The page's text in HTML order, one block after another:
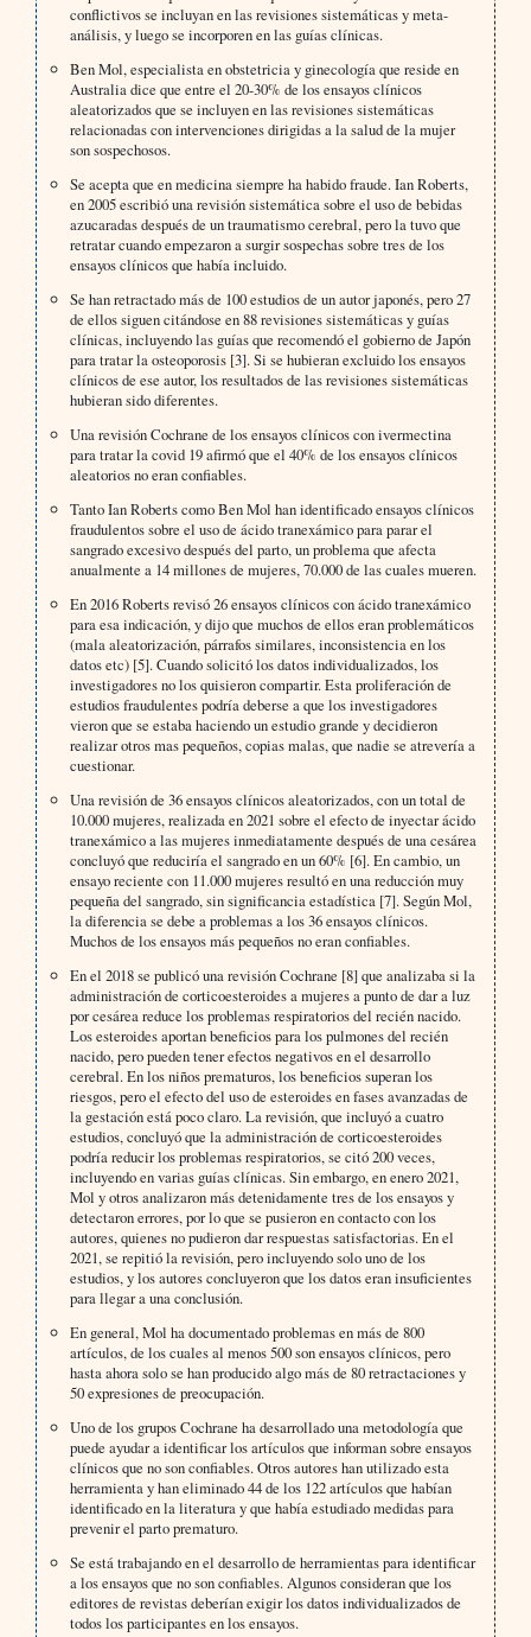
conflictivos se incluyan en las revisiones sistemáticas y meta-
análisis, y luego se incorporen en las guías clínicas.
Ben Mol, especialista en obstetricia y ginecología que reside en
Australia dice que entre el 20-30% de los ensayos clínicos
aleatorizados que se incluyen en las revisiones sistemáticas
relacionadas con intervenciones dirigidas a la salud de la mujer
son sospechosos.
Se acepta que en medicina siempre ha habido fraude. Ian Roberts,
en 2005 escribió una revisión sistemática sobre el uso de bebidas
azucaradas después de un traumatismo cerebral, pero la tuvo que
retratar cuando empezaron a surgir sospechas sobre tres de los
ensayos clínicos que había incluido.
Se han retractado más de 100 estudios de un autor japonés, pero 27
de ellos siguen citándose en 88 revisiones sistemáticas y guías
clínicas, incluyendo las guías que recomendó el gobierno de Japón
para tratar la osteoporosis [3]. Si se hubieran excluido los ensayos
clínicos de ese autor, los resultados de las revisiones sistemáticas
hubieran sido diferentes.
Una revisión Cochrane de los ensayos clínicos con ivermectina
para tratar la covid 19 afirmó que el 40% de los ensayos clínicos
aleatorios no eran confiables.
Tanto Ian Roberts como Ben Mol han identificado ensayos clínicos
fraudulentos sobre el uso de ácido tranexámico para parar el
sangrado excesivo después del parto, un problema que afecta
anualmente a 14 millones de mujeres, 70.000 de las cuales mueren.
En 2016 Roberts revisó 26 ensayos clínicos con ácido tranexámico
para esa indicación, y dijo que muchos de ellos eran problemáticos
(mala aleatorización, párrafos similares, inconsistencia en los
datos etc) [5]. Cuando solicitó los datos individualizados, los
investigadores no los quisieron compartir. Esta proliferación de
estudios fraudulentes podría deberse a que los investigadores
vieron que se estaba haciendo un estudio grande y decidieron
realizar otros mas pequeños, copias malas, que nadie se atrevería a
cuestionar.
Una revisión de 36 ensayos clínicos aleatorizados, con un total de
10.000 mujeres, realizada en 2021 sobre el efecto de inyectar ácido
tranexámico a las mujeres inmediatamente después de una cesárea
concluyó que reduciría el sangrado en un 60% [6]. En cambio, un
ensayo reciente con 11.000 mujeres resultó en una reducción muy
pequeña del sangrado, sin significancia estadística [7]. Según Mol,
la diferencia se debe a problemas a los 36 ensayos clínicos.
Muchos de los ensayos más pequeños no eran confiables.
En el 2018 se publicó una revisión Cochrane [8] que analizaba si la
administración de corticoesteroides a mujeres a punto de dar a luz
por cesárea reduce los problemas respiratorios del recién nacido.
Los esteroides aportan beneficios para los pulmones del recién
nacido, pero pueden tener efectos negativos en el desarrollo
cerebral. En los niños prematuros, los beneficios superan los
riesgos, pero el efecto del uso de esteroides en fases avanzadas de
la gestación está poco claro. La revisión, que incluyó a cuatro
estudios, concluyó que la administración de corticoesteroides
podría reducir los problemas respiratorios, se citó 200 veces,
incluyendo en varias guías clínicas. Sin embargo, en enero 2021,
Mol y otros analizaron más detenidamente tres de los ensayos y
detectaron errores, por lo que se pusieron en contacto con los
autores, quienes no pudieron dar respuestas satisfactorias. En el
2021, se repitió la revisión, pero incluyendo solo uno de los
estudios, y los autores concluyeron que los datos eran insuficientes
para llegar a una conclusión.
En general, Mol ha documentado problemas en más de 800
artículos, de los cuales al menos 500 son ensayos clínicos, pero
hasta ahora solo se han producido algo más de 80 retractaciones y
50 expresiones de preocupación.
Uno de los grupos Cochrane ha desarrollado una metodología que
puede ayudar a identificar los artículos que informan sobre ensayos
clínicos que no son confiables. Otros autores han utilizado esta
herramienta y han eliminado 44 de los 122 artículos que habían
identificado en la literatura y que había estudiado medidas para
prevenir el parto prematuro.
Se está trabajando en el desarrollo de herramientas para identificar
a los ensayos que no son confiables. Algunos consideran que los
editores de revistas deberían exigir los datos individualizados de
todos los participantes en los ensayos.